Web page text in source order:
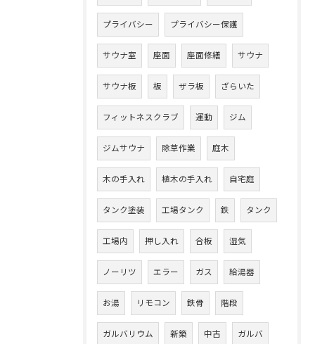
プライバシー プライバシー保護
サウナ室 座面 座面修繕 サウナ
サウナ板 板 ザラ板 ざらいた
フィットネスクラブ 運動 ジム
ジムサウナ 除草作業 庭木
木の手入れ 植木の手入れ 自宅庭
タンク塗装 工場タンク 鉄 タンク
工場内 押し入れ 合板 湿気
ノーリツ エラー ガス 給湯器
お湯 リモコン 鉄骨 階段
ガルバリウム 新築 中古 ガルバ